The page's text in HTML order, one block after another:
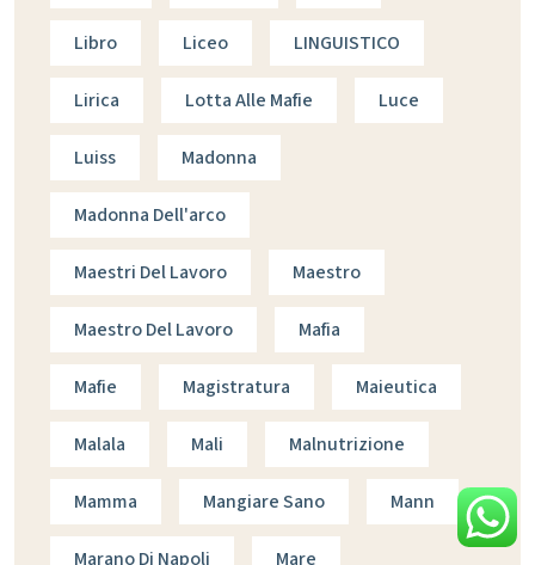
Libro Liceo LINGUISTICO
Lirica Lotta Alle Mafie Luce
Luiss Madonna
Madonna Dell'arco
Maestri Del Lavoro Maestro
Maestro Del Lavoro Mafia
Mafie Magistratura Maieutica
Malala Mali Malnutrizione
Mamma Mangiare Sano Mann
Marano Di Napoli Mare